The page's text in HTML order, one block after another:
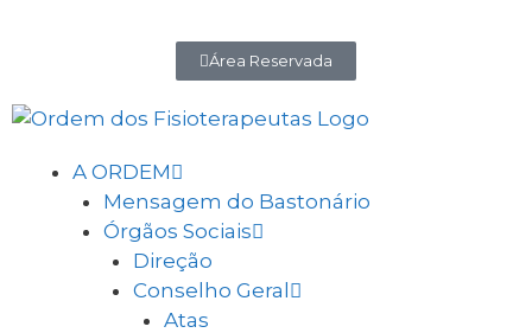
Área Reservada
A ORDEM
Mensagem do Bastonário
Órgãos Sociais
Direção
Conselho Geral
Atas